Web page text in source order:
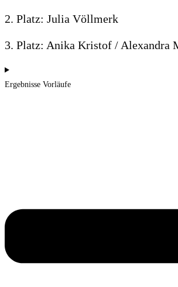
2. Platz: Julia Völlmerk
3. Platz: Anika Kristof / Alexandra
Ergebnisse Vorläufe